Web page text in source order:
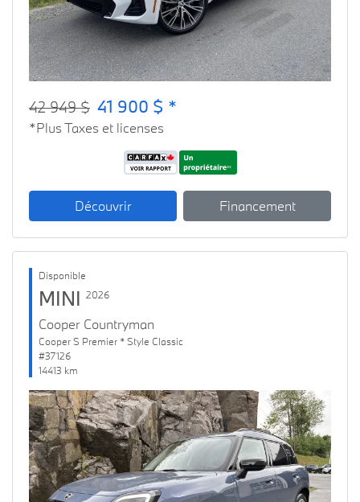
42 949 $ 41 900 $ *
*Plus Taxes et licenses
Découvrir Financement
Disponible
MINI 2026
Cooper Countryman
Cooper S Premier * Style Classic
#37126
14413 km